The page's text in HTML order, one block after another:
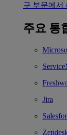
구 부문에서
주요 통
Jira